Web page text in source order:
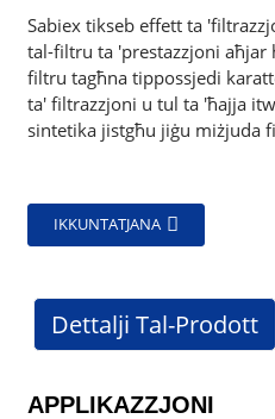
Sabiex tikseb effett ta
tal-filtru ta 'prestazzjoni
filtru tagħna tippossjedi
ta' filtrazzjoni u tul ta 'ħajja
sintetika jistgħu jiġu miżjuda
IKKUNTATJANA
Dettalji Tal-Prodott
APPLIKAZZJONI